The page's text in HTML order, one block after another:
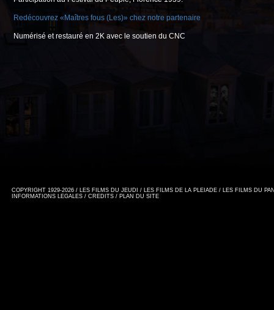
Redécouvrez «Maîtres fous (Les)» chez notre partenaire
Numérisé et restauré en 2K avec le soutien du CNC
COPYRIGHT 1929-2026 / LES FILMS DU JEUDI / LES FILMS DE LA PLEIADE / LES FILMS DU
INFORMATIONS LEGALES / CREDITS / PLAN DU SITE